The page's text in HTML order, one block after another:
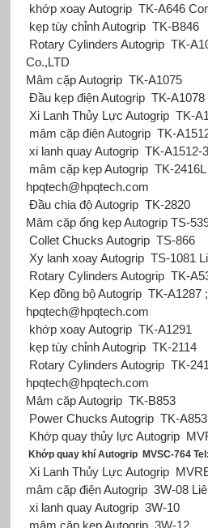
khớp xoay Autogrip TK-A646
kẹp tùy chỉnh Autogrip TK-B846
Rotary Cylinders Autogrip TK-
Co.,LTD
Mâm cặp Autogrip TK-A1075
Đầu kẹp điện Autogrip TK-A1078
Xi Lanh Thủy Lực Autogrip TK-
mâm cặp điện Autogrip TK-
xi lanh quay Autogrip TK-A1512-
mâm cặp kẹp Autogrip TK-2416L
hpqtech@hpqtech.com
Đầu chia độ Autogrip TK-2820
Mâm cặp ống kẹp AutogripTS-
Collet Chucks Autogrip TS-866
Xy lanh xoay Autogrip TS-1081
Rotary Cylinders Autogrip TK-
Kẹp đồng bộ Autogrip TK-A1287 ;
hpqtech@hpqtech.com
khớp xoay Autogrip TK-A1291
kẹp tùy chỉnh Autogrip TK-2114
Rotary Cylinders Autogrip TK-
hpqtech@hpqtech.com
Mâm cặp Autogrip TK-B853
Power Chucks Autogrip TK-A853
Khớp quay thủy lực Autogrip
Khớp quay khí Autogrip MVSC-764
Xi Lanh Thủy Lực Autogrip
mâm cặp điện Autogrip3W-08
xi lanh quay Autogrip 3W-10
mâm cặp kẹp Autogrip 3W-12